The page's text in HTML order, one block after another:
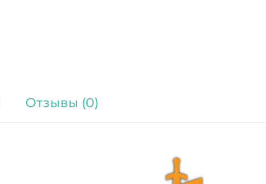
Отзывы (0)